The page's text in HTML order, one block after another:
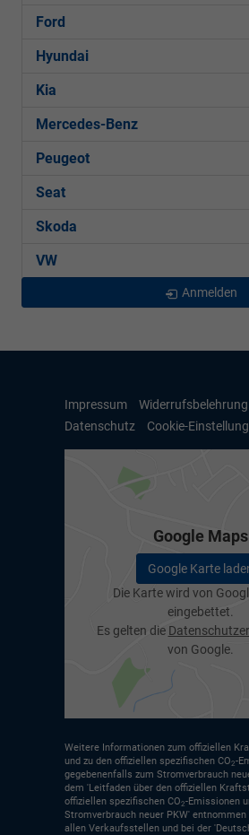
Ford
Hyundai
Kia
Mercedes-Benz
Peugeot
Seat
Skoda
VW
Anmelden
Impressum
Widerrufsbelehrung
Datenschutz
Cookie-
Google Maps
Google Karte
Die Karte wird von
eingebettet.
Es gelten die
von Google.
Weitere Informationen zum offiziellen
und zu den offiziellen spezifischen CO2-
gegebenenfalls zum Stromverbrauch
dem 'Leitfaden über den offiziellen
offiziellen spezifischen CO2-Emissionen
Stromverbrauch neuer PKW' entnommen
allen Verkaufsstellen und bei der